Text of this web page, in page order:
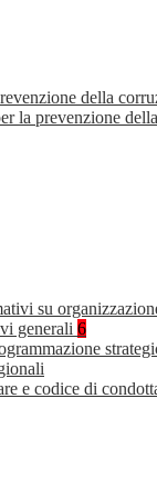
della
la prevenzione
su
generali 6
e codice di